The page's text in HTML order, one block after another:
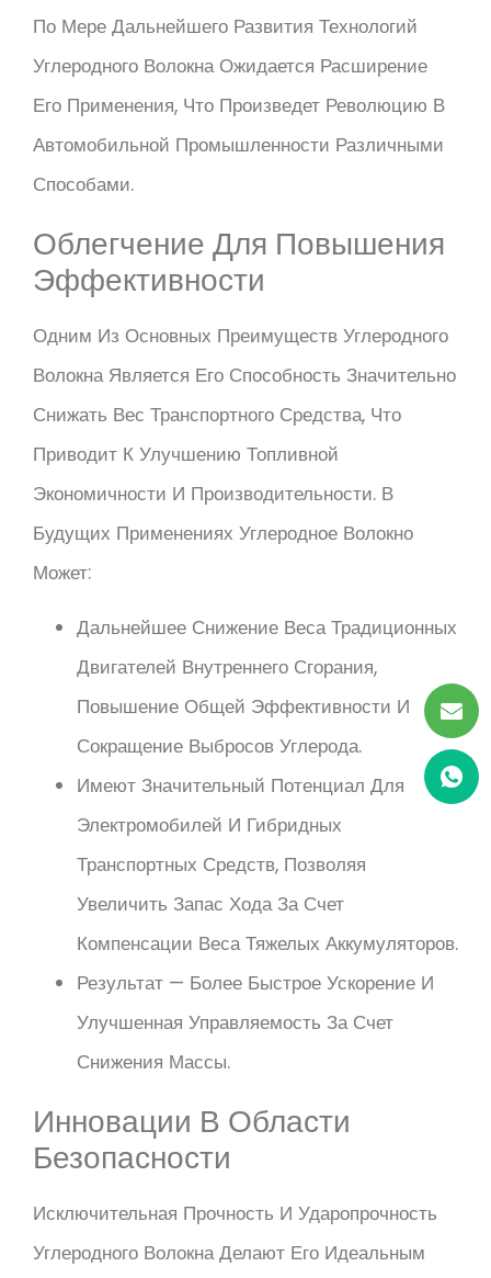
По Мере Дальнейшего Развития Технологий
Углеродного Волокна Ожидается Расширение
Его Применения, Что Произведет Революцию В
Автомобильной Промышленности Различными
Способами.
Облегчение Для Повышения
Эффективности
Одним Из Основных Преимуществ Углеродного
Волокна Является Его Способность Значительно
Снижать Вес Транспортного Средства, Что
Приводит К Улучшению Топливной
Экономичности И Производительности. В
Будущих Применениях Углеродное Волокно
Может:
Дальнейшее Снижение Веса Традиционных
Двигателей Внутреннего Сгорания,
Повышение Общей Эффективности И
Сокращение Выбросов Углерода.
Имеют Значительный Потенциал Для
Электромобилей И Гибридных
Транспортных Средств, Позволяя
Увеличить Запас Хода За Счет
Компенсации Веса Тяжелых Аккумуляторов.
Результат — Более Быстрое Ускорение И
Улучшенная Управляемость За Счет
Снижения Массы.
Инновации В Области
Безопасности
Исключительная Прочность И Ударопрочность
Углеродного Волокна Делают Его Идеальным